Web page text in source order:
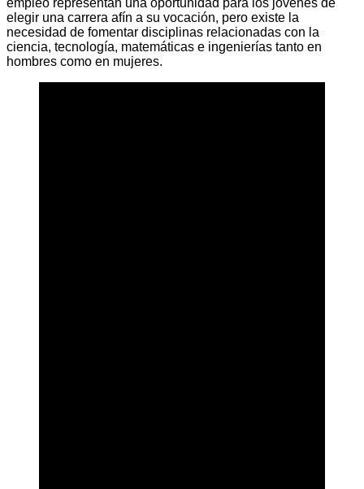
elegir una carrera afín a su vocación, pero existe la
necesidad de fomentar disciplinas relacionadas con la
ciencia, tecnología, matemáticas e ingenierías tanto en
hombres como en mujeres.